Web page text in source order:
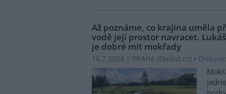
Až poznáme, co krajina uměla
vodě její prostor navracet.
je dobré mít mokřady
16.7.2024 | PRAHA (Ekolist.cz)